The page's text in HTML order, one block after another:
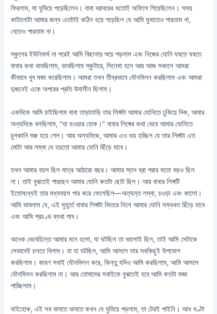
ফিরলাম, মা ঘুমিয়ে পড়েছিলেন। বাবা বরাবরের মতোই অফিসে গিয়েছিলেন। সময়
কাটানোটা আমার জন্য এতটাই কঠিন হয়ে পড়েছিল যে আমি ঘুমাতেও পারতাম না,
খেতেও পারতাম না।
স্কুলের ইউনিফর্ম না পরেই আমি বিছানায় শুয়ে পড়লাম এবং নিজের যোনি ঘষতে ঘষতে
বাবার কথা ভাবছিলাম, ভাবছিলাম স্কুটারে, সিনেমা হলে আর আজ সকালে আমরা
কীভাবে খুব মজা করেছিলাম। আমরা তখন তীব্রভাবে যৌনমিলন করছিলাম এবং আমরা
দুজনেই একে অপরের প্রতি উদাসীন ছিলাম।
একদিকে আমি চাইছিলাম বাবা তাড়াতাড়ি তার লিঙ্গটা আমার যোনিতে ঢুকিয়ে দিক, আবার
অন্যদিকে বলছিলাম, “যা হওয়ার হোক।” বাবার লিঙ্গের কথা ভেবে আমার যোনিতে
চুলকানি শুরু হয়ে গেল। আর অন্যদিকে, আমার এও ভয় হচ্ছিল যে তার লিঙ্গটা এত
মোটা আর লম্বা যে হয়তো আমার যোনি ছিঁড়ে যাবে।
তখন আমার বয়স ছিল মাত্র আঠারো বছর। আমার স্তন ব্রা পরার মতো বড়ও ছিল
না। তাই বুঝতেই পারছেন আমার যোনি কতটা ছোট ছিল। আর বাবার লিঙ্গটি
ইতোমধ্যেই তার মধ্যবয়স পার করে ফেলেছিল—অত্যন্ত লম্বা, চওড়া এবং কালো।
আমি ভাবলাম যে, এই মুহূর্তে বাবার লিঙ্গটা ভিতরে নিলে আমার যোনি সম্ভবত ছিঁড়ে যাবে
এবং আমি প্রচণ্ড ব্যথা পাব।
অনেক ভেবেচিন্তে আমার মনে হলো, যা ঘটছিল তা ভালোই ছিল, তাই আমি সেটাকে
সেভাবেই চলতে দিলাম। যা যা ঘটছিল, আমি আসলে তার সবকিছুই উপভোগ
করছিলাম। কারণ সবাই যৌনমিলন করে, কিন্তু যদিও আমি করছিলাম, আমি আসলে
যৌনমিলন করছিলাম না। আর তোমাদের সবাইকে বুঝতেই হবে আমি কতটা মজা
পাচ্ছিলাম।
যাইহোক, এই সব ভাবতে ভাবতে কখন যে ঘুমিয়ে পড়লাম, তা টেরই পাইনি। আধ ঘণ্টা